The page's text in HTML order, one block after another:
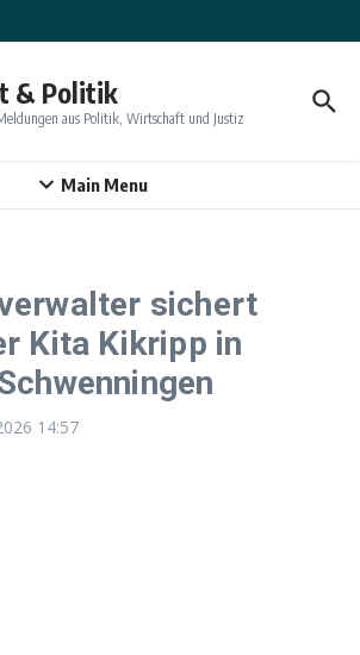
& Politik
aus Politik, Wirtschaft und Justiz
Main Menu
sichert
Kita Kikripp in
14:57